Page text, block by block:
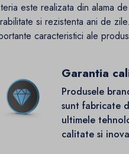
este realizata din alama
si rezistenta ani de
caracteristici ale
Garantia
Produsele
sunt fabricate
ultimele
calitate si